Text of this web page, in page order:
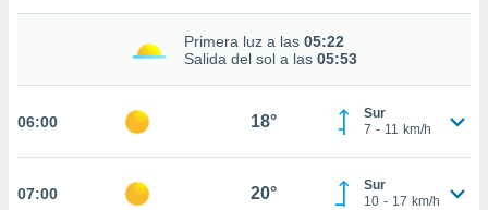
ACEPTAR
Primera luz a las 05:22
Salida del sol a las 05:53
06:00 18°
Sur
7 - 11 km/h
07:00 20°
Sur
10 - 17 km/h